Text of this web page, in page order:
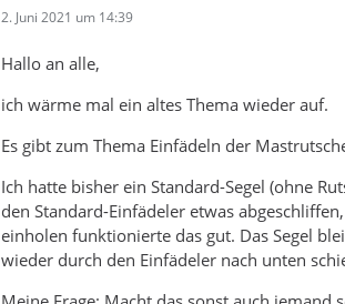
2. Juni 2021 um 14:39
Hallo an alle,
ich wärme mal ein altes Thema wieder auf.
Es gibt zum Thema Einfädeln der
Ich hatte bisher ein Standard-Segel (ohne
den Standard-Einfädeler etwas
einholen funktionierte das gut. Das Segel
wieder durch den Einfädeler nach unten